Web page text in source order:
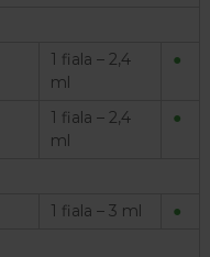
1 fiala – 2,4
ml
●
1 fiala – 2,4
ml
●
1 fiala – 3 ml
●